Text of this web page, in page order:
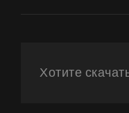
Хотите